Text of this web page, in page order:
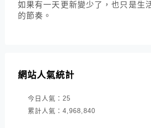
如果有一天更新變少了，也只是生
的節奏。
網站人氣統計
今日人氣： 25
累計人氣： 4,968,840